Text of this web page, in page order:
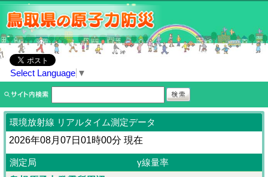
Select Language ▼
環境放射線 リアルタイム測定データ
2026年08月07日01時00分 現在
測定局
γ線量率